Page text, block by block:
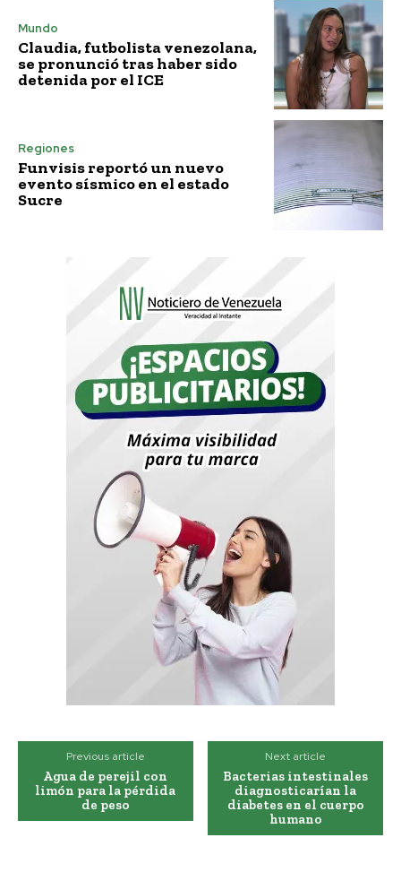
Mundo
Claudia, futbolista venezolana,
se pronunció tras haber sido
detenida por el ICE
Regiones
Funvisis reportó un nuevo
evento sísmico en el estado
Sucre
Previous article
Agua de perejil con
limón para la pérdida
de peso
Next article
Bacterias intestinales
diagnosticarían la
diabetes en el cuerpo
humano